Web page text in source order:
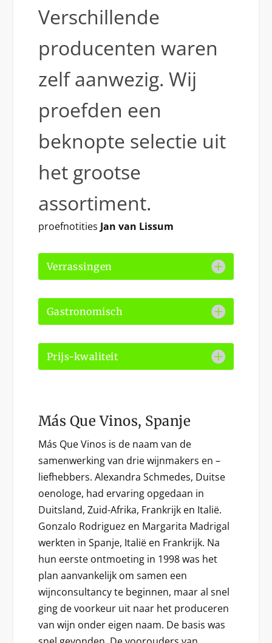
Verschillende
producenten waren
zelf aanwezig. Wij
proefden een
beknopte selectie uit
het grootse
assortiment.
proefnotities Jan van Lissum
Verrassingen
Gastronomisch
Prijs-kwaliteit
Más Que Vinos, Spanje
Más Que Vinos is de naam van de
samenwerking van drie wijnmakers en –
liefhebbers. Alexandra Schmedes, Duitse
oenologe, had ervaring opgedaan in
Duitsland, Zuid-Afrika, Frankrijk en Italië.
Gonzalo Rodriguez en Margarita Madrigal
werkten in Spanje, Italië en Frankrijk. Na
hun eerste ontmoeting in 1998 was het
plan aanvankelijk om samen een
wijnconsultancy te beginnen, maar al snel
ging de voorkeur uit naar het produceren
van wijn onder eigen naam. De basis was